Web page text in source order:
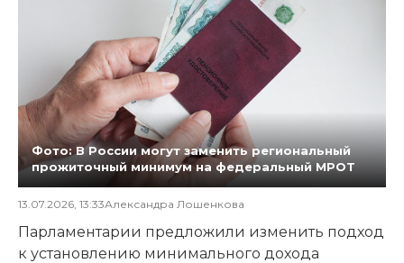
Фото: В России могут заменить региональный
прожиточный минимум на федеральный МРОТ
13.07.2026, 13:33Александра Лошенкова
Парламентарии предложили изменить подход
к установлению минимального дохода